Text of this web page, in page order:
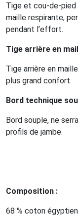
Tige et cou-de-pied
maille respirante,
pendant l’effort.
Tige arrière en
Tige arrière en
plus grand confort.
Bord technique
Bord souple, ne
profils de jambe.
Composition :
68 % coton